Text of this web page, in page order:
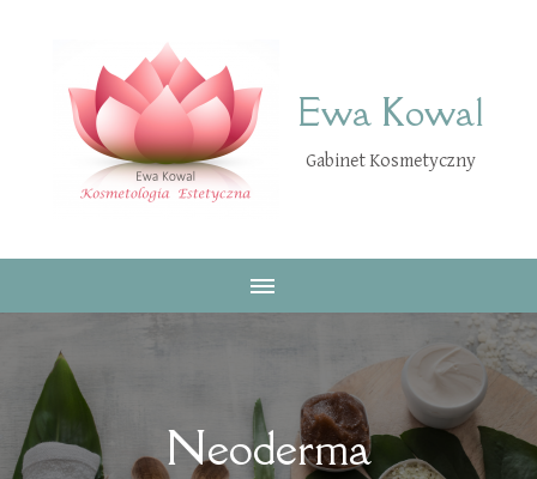
Ewa Kowal
Gabinet Kosmetyczny
Neoderma